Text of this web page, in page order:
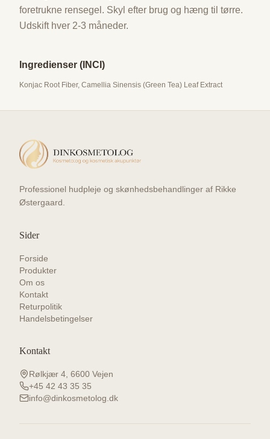
foretrukne rensegel. Skyl efter brug og hæng til tørre.
Udskift hver 2-3 måneder.
Ingredienser (INCI)
Konjac Root Fiber, Camellia Sinensis (Green Tea) Leaf Extract
Professionel hudpleje og skønhedsbehandlinger af Rikke
Østergaard.
Sider
Forside
Produkter
Om os
Kontakt
Returpolitik
Handelsbetingelser
Kontakt
Rølkjær 4, 6600 Vejen
+45 42 43 35 35
info@dinkosmetolog.dk